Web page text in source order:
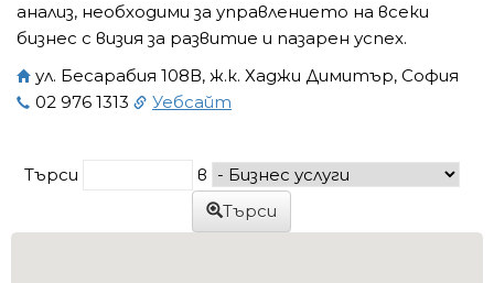
анализ, необходими за управлението на всеки
бизнес с визия за развитие и пазарен успех.
ул. Бесарабия 108В, ж.к. Хаджи Димитър, София
02 976 1313
Уебсайт
Търси
в
Търси